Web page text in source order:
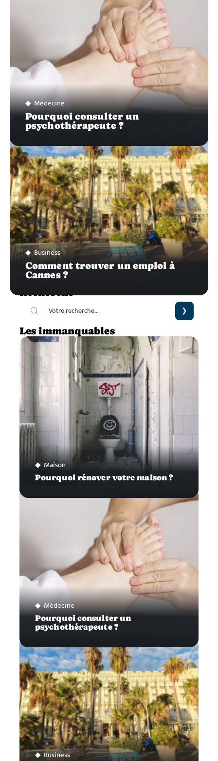
Médecine
Pourquoi consulter un
psychothérapeute ?
Business
Comment trouver un emploi à
Cannes ?
Les immanquables
Maison
Pourquoi rénover votre maison ?
Médecine
Pourquoi consulter un
psychothérapeute ?
Business